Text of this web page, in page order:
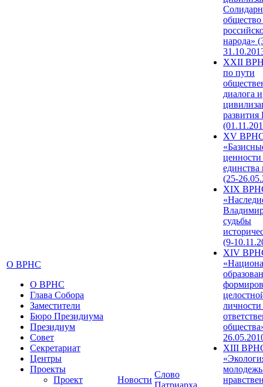
О ВРНС
О ВРНС
Глава Собора
Заместители
Бюро Президиума
Президиум
Совет
Секретариат
Центры
Проекты
Проект
Новости
Слово
Патриарха
народа»
XXII
по пути
диалога и
развития
XV
единства
(25-
XIX
судьбы
(9-
XIV
XIII